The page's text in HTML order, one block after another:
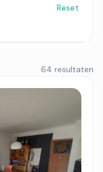
Reset
64 resultaten